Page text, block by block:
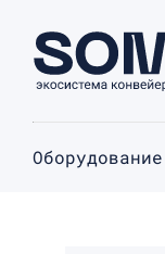
Оборудование